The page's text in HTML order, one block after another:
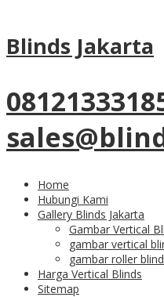
Blinds Jakarta
Home
Hubungi Kami
Gallery Blinds Jakarta
Gambar Vertical
gambar vertical
gambar roller
Harga Vertical Blinds
Sitemap
Tag Archives:
+ white
18 Jan
Harga
2600-1
Mansion
Fontana